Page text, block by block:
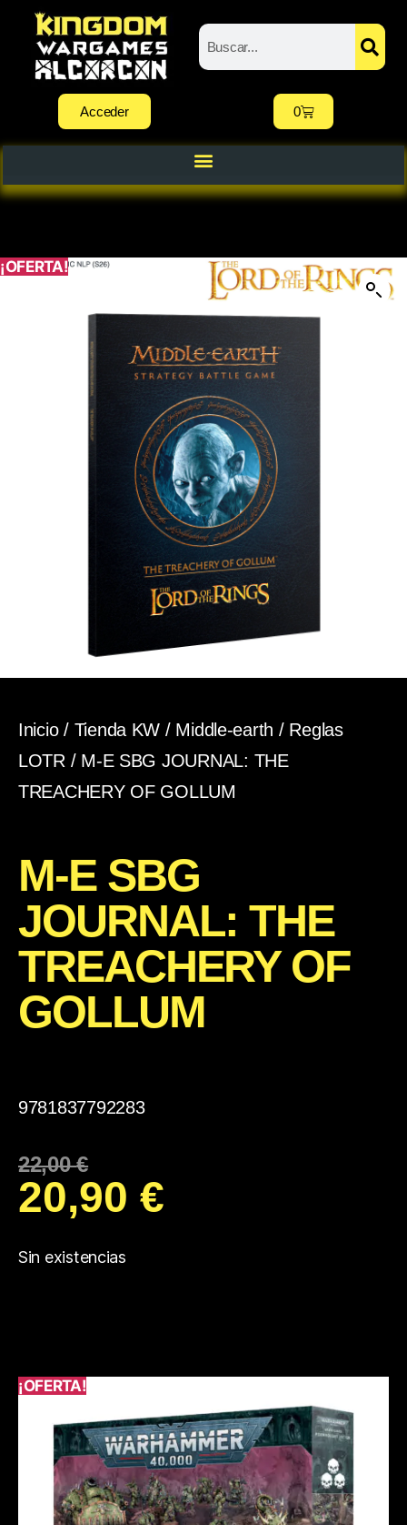
Acceder 0
¡OFERTA!
Inicio/ Tienda KW / Middle-earth / Reglas
LOTR/ M-E SBG JOURNAL: THE
TREACHERY OF GOLLUM
M-E SBG
JOURNAL: THE
TREACHERY OF
GOLLUM
9781837792283
22,00€
20,90 €
Sin existencias
¡OFERTA!